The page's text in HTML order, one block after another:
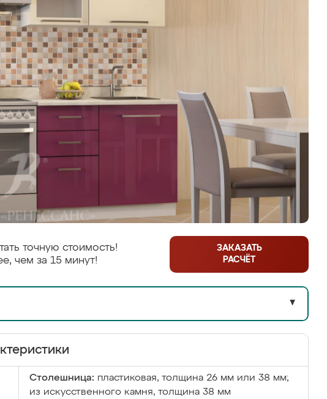
точную стоимость!
чем за 15 минут!
ЗАКАЗАТЬ
РАСЧЁТ
▼
Столешница: пластиковая, толщина 26 мм или 38 мм;
из искусственного камня, толщина 38 мм